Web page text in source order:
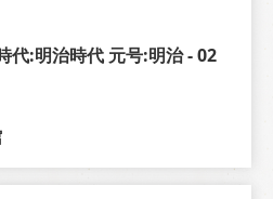
代:明治時代 元号:明治 - 02